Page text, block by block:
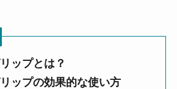
ップとは？
ップの効果的な使い方